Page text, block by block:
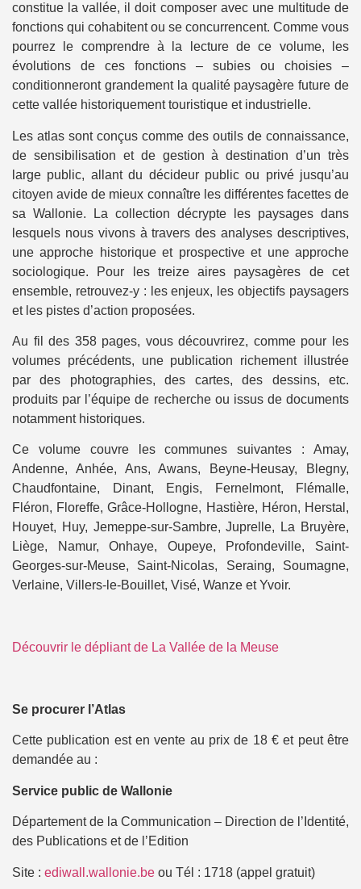
constitue la vallée, il doit composer avec une multitude de
fonctions qui cohabitent ou se concurrencent. Comme vous
pourrez le comprendre à la lecture de ce volume, les
évolutions de ces fonctions – subies ou choisies –
conditionneront grandement la qualité paysagère future de
cette vallée historiquement touristique et industrielle.
Les atlas sont conçus comme des outils de connaissance,
de sensibilisation et de gestion à destination d’un très
large public, allant du décideur public ou privé jusqu’au
citoyen avide de mieux connaître les différentes facettes de
sa Wallonie. La collection décrypte les paysages dans
lesquels nous vivons à travers des analyses descriptives,
une approche historique et prospective et une approche
sociologique. Pour les treize aires paysagères de cet
ensemble, retrouvez-y : les enjeux, les objectifs paysagers
et les pistes d’action proposées.
Au fil des 358 pages, vous découvrirez, comme pour les
volumes précédents, une publication richement illustrée
par des photographies, des cartes, des dessins, etc.
produits par l’équipe de recherche ou issus de documents
notamment historiques.
Ce volume couvre les communes suivantes : Amay,
Andenne, Anhée, Ans, Awans, Beyne-Heusay, Blegny,
Chaudfontaine, Dinant, Engis, Fernelmont, Flémalle,
Fléron, Floreffe, Grâce-Hollogne, Hastière, Héron, Herstal,
Houyet, Huy, Jemeppe-sur-Sambre, Juprelle, La Bruyère,
Liège, Namur, Onhaye, Oupeye, Profondeville, Saint-
Georges-sur-Meuse, Saint-Nicolas, Seraing, Soumagne,
Verlaine, Villers-le-Bouillet, Visé, Wanze et Yvoir.
Découvrir le dépliant de La Vallée de la Meuse
Se procurer l’Atlas
Cette publication est en vente au prix de 18 € et peut être
demandée au :
Service public de Wallonie
Département de la Communication – Direction de l’Identité,
des Publications et de l’Edition
Site : ediwall.wallonie.be ou Tél : 1718 (appel gratuit)